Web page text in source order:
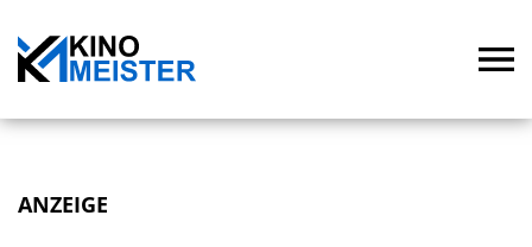
ANZEIGE